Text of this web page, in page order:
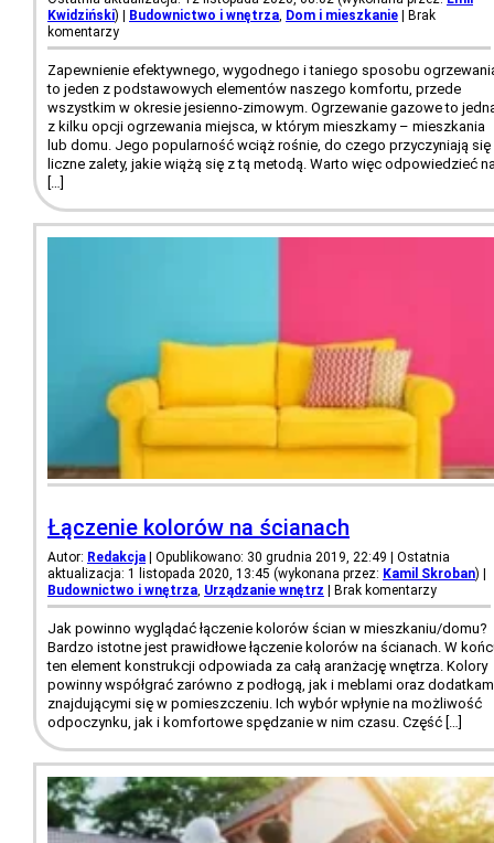
Kwidziński) Budownictwo i wnętrza, Dom i mieszkanie
Brak
komentarzy
Zapewnienie efektywnego, wygodnego i taniego sposobu
to jeden z podstawowych elementów naszego komfortu, przede
wszystkim w okresie jesienno-zimowym. Ogrzewanie gazowe to
z kilku opcji ogrzewania miejsca, w którym mieszkamy – mieszkania
lub domu. Jego popularność wciąż rośnie, do czego przyczyniają się
liczne zalety, jakie wiążą się z tą metodą. Warto więc odpowiedzieć
[…]
Łączenie kolorów na ścianach
Autor: Redakcja | Opublikowano: 30 grudnia 2019, 22:49 | Ostatnia
aktualizacja: 1 listopada 2020, 13:45 (wykonana przez: Kamil Skroban)
Budownictwo i wnętrza, Urządzanie wnętrz Brak komentarzy
Jak powinno wyglądać łączenie kolorów ścian w mieszkaniu/domu?
Bardzo istotne jest prawidłowe łączenie kolorów na ścianach. W
ten element konstrukcji odpowiada za całą aranżację wnętrza. Kolory
powinny współgrać zarówno z podłogą, jak i meblami oraz
znajdującymi się w pomieszczeniu. Ich wybór wpłynie na możliwość
odpoczynku, jak i komfortowe spędzanie w nim czasu. Część […]